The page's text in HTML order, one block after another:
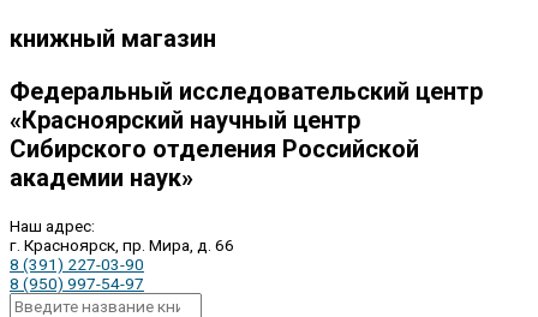
книжный магазин
Федеральный исследовательский центр
«Красноярский научный центр
Сибирского отделения Российской
академии наук»
Наш адрес:
г. Красноярск, пр. Мира, д. 66
8 (391) 227-03-90
8 (950) 997-54-97